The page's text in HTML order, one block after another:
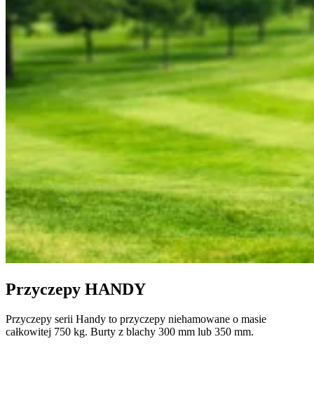
Przyczepy HANDY
Przyczepy serii Handy to przyczepy niehamowane o masie
całkowitej 750 kg. Burty z blachy 300 mm lub 350 mm.